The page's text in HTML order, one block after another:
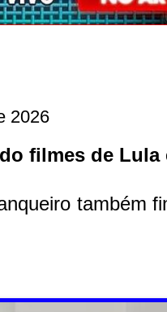
2026
filmes de Lula
também